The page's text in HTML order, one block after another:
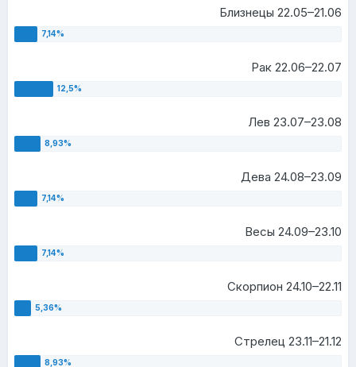
Близнецы 22.05–21.06
Рак 22.06–22.07
Лев 23.07–23.08
Дева 24.08–23.09
Весы 24.09–23.10
Скорпион 24.10–22.11
Стрелец 23.11–21.12